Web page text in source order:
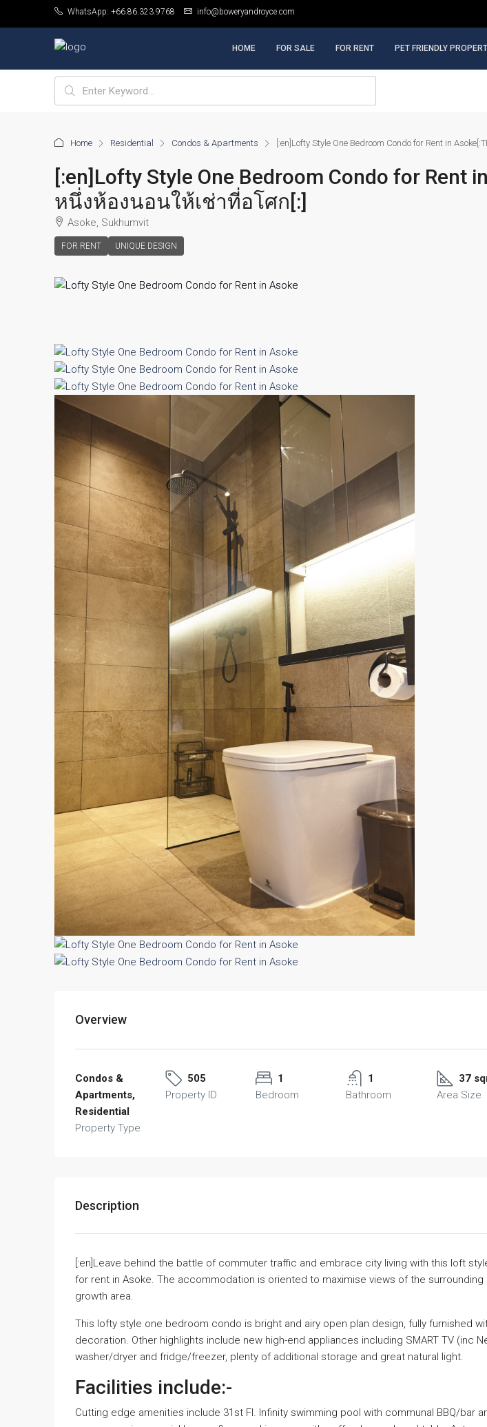
WhatsApp: +66.86.323.9768 info@boweryandroyce.com
HOME FOR SALE FOR RENT PET FRIENDLY
Home Residential Condos & Apartments [:en]Lofty Style One Bedroom Condo for Rent in
[:en]Lofty Style One Bedroom Condo for Rent
หนึ่งห้องนอนให้เช่าที่อโศก[:]
Asoke, Sukhumvit
FOR RENT UNIQUE DESIGN
Overview
Condos &
Apartments,
Residential
Property Type
505
Property ID
1
Bedroom
1
Bathroom
37
Area Size
Description
[:en]Leave behind the battle of commuter traffic and embrace city living with this loft
for rent in Asoke. The accommodation is oriented to maximise views of the surrounding
growth area.
This lofty style one bedroom condo is bright and airy open plan design, fully furnished
decoration. Other highlights include new high-end appliances including SMART TV (inc
washer/dryer and fridge/freezer, plenty of additional storage and great natural light.
Facilities include:-
Cutting edge amenities include 31st Fl. Infinity swimming pool with communal BBQ/bar